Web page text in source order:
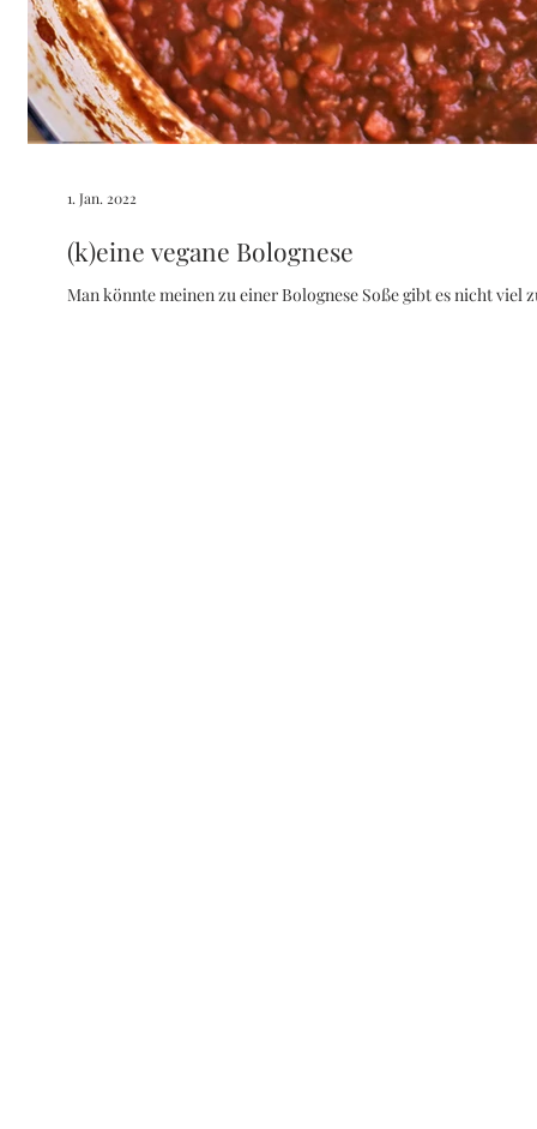
(k)eine vegane Bolognese
Man könnte meinen zu einer Bolognese Soße gibt es nicht viel
1. Jan. 2022